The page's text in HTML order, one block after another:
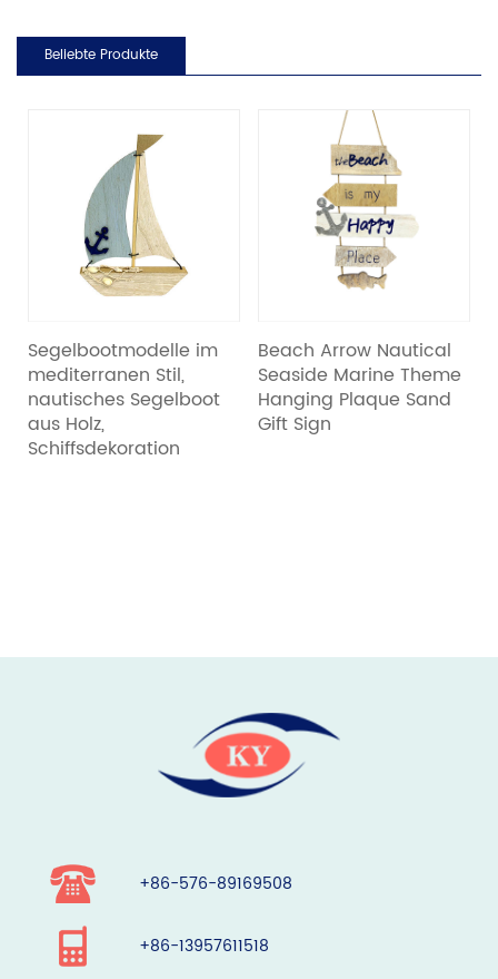
Beliebte Produkte
Segelbootmodelle im
mediterranen Stil,
nautisches Segelboot
aus Holz,
Schiffsdekoration
Beach Arrow Nautical
Seaside Marine Theme
Hanging Plaque Sand
Gift Sign
+86-576-89169508
+86-13957611518